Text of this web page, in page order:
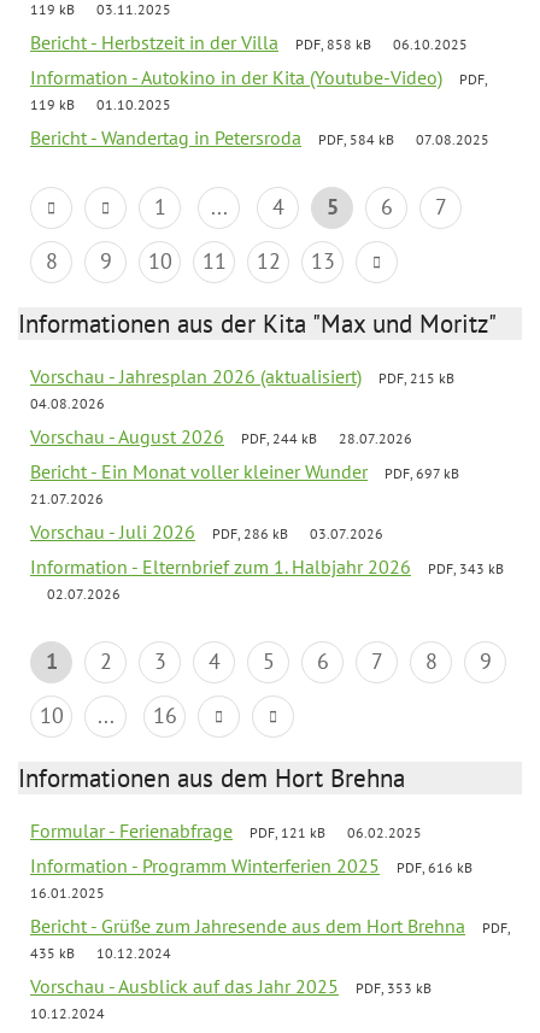
119 kB 03.11.2025
Bericht - Herbstzeit in der Villa PDF, 858 kB 06.10.2025
Information - Autokino in der Kita (Youtube-Video)
PDF,
119 kB
01.10.2025
Bericht - Wandertag in Petersroda PDF, 584 kB 07.08.2025
1 ... 4 5 6
7
8
9 10 11 12 13
Informationen aus der Kita "Max und Moritz"
Vorschau - Jahresplan 2026 (aktualisiert)
PDF, 215 kB
04.08.2026
Vorschau - August 2026 PDF, 244 kB 28.07.2026
Bericht - Ein Monat voller kleiner Wunder
PDF, 697 kB
21.07.2026
Vorschau - Juli 2026 PDF, 286 kB 03.07.2026
Information - Elternbrief zum 1. Halbjahr 2026
PDF, 343 kB
02.07.2026
1 2 3 4 5 6 7 8
9
10
... 16
Informationen aus dem Hort Brehna
Formular - Ferienabfrage PDF, 121 kB 06.02.2025
Information - Programm Winterferien 2025
PDF, 616 kB
16.01.2025
Bericht - Grüße zum Jahresende aus dem Hort Brehna
PDF,
435 kB
10.12.2024
Vorschau - Ausblick auf das Jahr 2025
PDF, 353 kB
10.12.2024